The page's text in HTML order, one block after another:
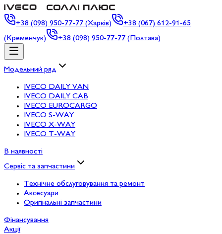
+38 (098) 950-77-77 (Харків) +38 (067) 612-91-65
(Кременчук)
+38 (098) 950-77-77 (Полтава)
Модельний ряд
IVECO DAILY VAN
IVECO DAILY CAB
IVECO EUROCARGO
IVECO S-WAY
IVECO X-WAY
IVECO T-WAY
В наявності
Сервіс та запчастини
Технічне обслуговування та ремонт
Аксесуари
Оригінальні запчастини
Фінансування
Акції